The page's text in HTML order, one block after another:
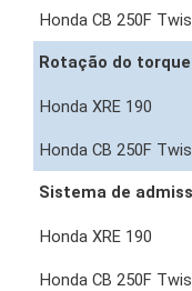
Rotação do
Sistema de